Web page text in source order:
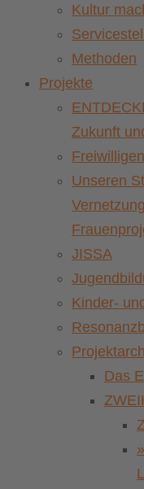
Kultur
Methoden
Projekte
Zukunft
Unseren
JISSA
Kinder-
Das